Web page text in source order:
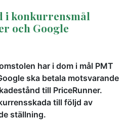
i konkurrensmål
och Google
har i dom i mål PMT
ska betala motsvarande
till PriceRunner.
till följd av
ställning.